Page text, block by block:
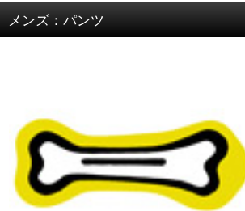
メンズ：パンツ